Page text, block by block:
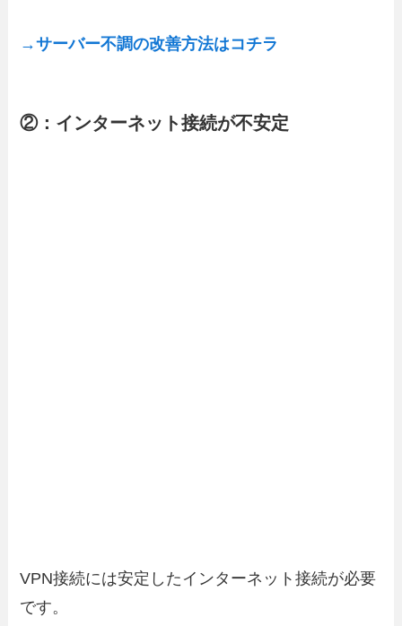
→サーバー不調の改善方法はコチラ
②：インターネット接続が不安定
VPN接続には安定したインターネット接続が必要
です。